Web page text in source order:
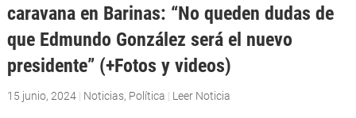
caravana en Barinas: “No queden dudas de
que Edmundo González será el nuevo
presidente” (+Fotos y videos)
15 junio, 2024| Noticias, Política | Leer Noticia